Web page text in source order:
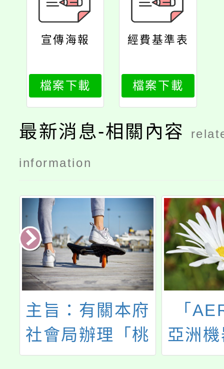
宣傳海報
檔案下載
經費基準表
檔案下載
最新消息-相關內容
information
主旨：有關本府
社會局辦理「桃
園市響應國際兒
「
亞洲
競